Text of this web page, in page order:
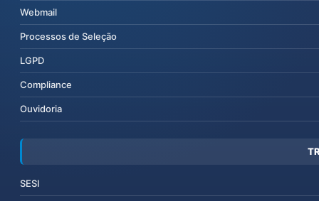
Webmail
Processos de Seleção
LGPD
Compliance
Ouvidoria
SESI